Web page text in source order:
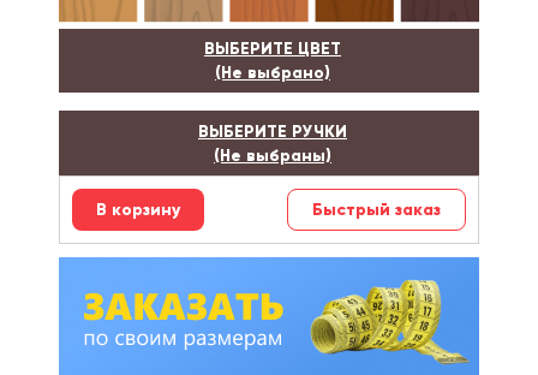
ВЫБЕРИТЕ ЦВЕТ
(Не выбрано)
ВЫБЕРИТЕ РУЧКИ
(Не выбраны)
Быстрый заказ